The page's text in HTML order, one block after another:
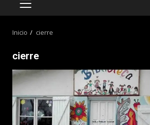
MENÚ
Inicio cierre
cierre